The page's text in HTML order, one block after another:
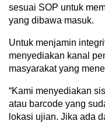
sesuai SOP untuk
yang dibawa masuk.
Untuk menjamin
menyediakan kanal
masyarakat yang
“Kami menyediakan
atau barcode yang
lokasi ujian. Jika ada